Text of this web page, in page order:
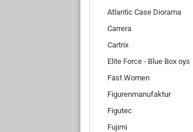
Atlantic Case Diorama
Carrera
Cartrix
Elite Force - Blue Box oys
Fast Women
Figurenmanufaktur
Figutec
Fujimi